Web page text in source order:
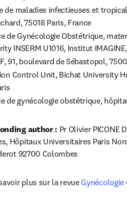
de maladies infectieuses et
de Gynécologie Obstétrique,
Control Unit, Bichat University
de gynécologie obstétrique,
author : Pr Olivier PICONE
Hôpitaux Universitaires Paris
92700 Colombes
plus sur la revue